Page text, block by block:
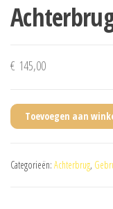
€ 145,00
Toevoegen aan
Categorieën: Achterbrug,